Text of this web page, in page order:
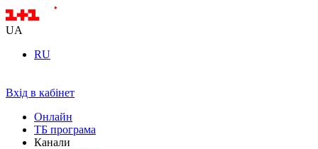
UA
RU
Вхід в кабінет
Онлайн
ТБ програма
Канали